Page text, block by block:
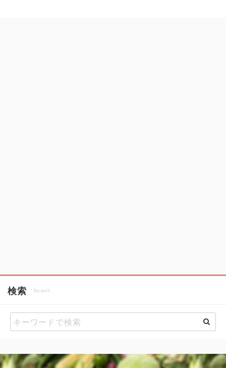
検索 Search